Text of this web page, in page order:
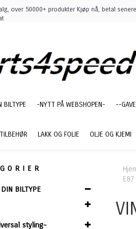
over 50000+ produkter Kjøp nå, betal senere
BILTYPE -NYTT PÅ WEBSHOPEN- --
LAKK OG FOLIE OLJE OG KJEMI
BILTYPE
styling-